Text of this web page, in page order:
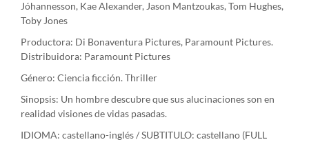
Jóhannesson, Kae Alexander, Jason Mantzoukas, Tom Hughes,
Toby Jones
Productora: Di Bonaventura Pictures, Paramount Pictures.
Distribuidora: Paramount Pictures
Género: Ciencia ficción. Thriller
Sinopsis: Un hombre descubre que sus alucinaciones son en
realidad visiones de vidas pasadas.
IDIOMA: castellano-inglés / SUBTITULO: castellano (FULL